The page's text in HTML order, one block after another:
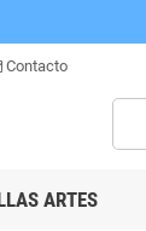
Contacto
ARTES